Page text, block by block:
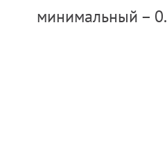
минимальный –